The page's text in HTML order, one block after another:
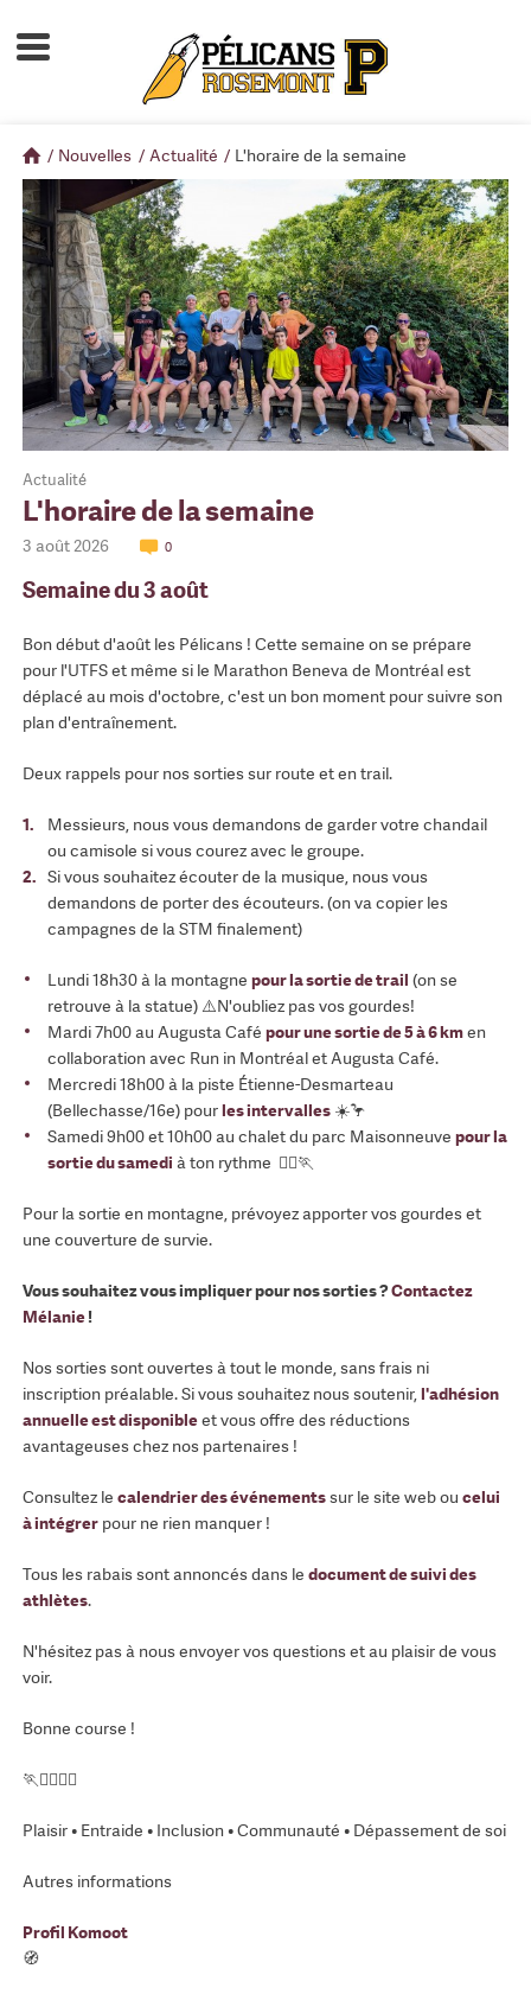
Accueil
Calendrier d'activités
Boutique
Devenir membre
/ Nouvelles / Actualité / L'horaire de la semaine
Actualité
L'horaire de la semaine
3 août 2026 0
Semaine du 3 août
Bon début d'août les Pélicans ! Cette semaine on se prépare
pour l'UTFS et même si le Marathon Beneva de Montréal est
déplacé au mois d'octobre, c'est un bon moment pour suivre son
plan d'entraînement.
Deux rappels pour nos sorties sur route et en trail.
1.
Messieurs, nous vous demandons de garder votre chandail
ou camisole si vous courez avec le groupe.
2. Si vous souhaitez écouter de la musique, nous vous
demandons de porter des écouteurs. (on va copier les
campagnes de la STM finalement)
Lundi 18h30 à la montagnepour la sortie de trail (on se
retrouve à la statue) ⚠️N'oubliez pas vos gourdes!
Mardi 7h00 au Augusta Cafépour une sortie de 5 à 6 kmen
collaboration avec Run in Montréal et Augusta Café.
Mercredi 18h00 à la piste Étienne-Desmarteau
(Bellechasse/16e) pourles intervalles☀️🦩
Samedi 9h00 et 10h00 au chalet du parc Maisonneuvepour la
sortie du samedi à ton rythme 🏃‍♀️🏃
Pour la sortie en montagne, prévoyez apporter vos gourdes et
une couverture de survie.
Vous souhaitez vous impliquer pour nos sorties ?Contactez
Mélanie!
Nos sorties sont ouvertes à tout le monde, sans frais ni
inscription préalable. Si vous souhaitez nous soutenir,l'adhésion
annuelle est disponibleet vous offre des réductions
avantageuses chez nos partenaires !
Consultez le calendrier des événementssur le site web ou celui
à intégrerpour ne rien manquer !
Tous les rabais sont annoncés dans le document de suivi des
athlètes.
N'hésitez pas à nous envoyer vos questions et au plaisir de vous
voir.
Bonne course !
🏃🏃‍♀️🏃‍♂️
Plaisir • Entraide • Inclusion • Communauté • Dépassement de soi
Autres informations
Profil Komoot
🧭